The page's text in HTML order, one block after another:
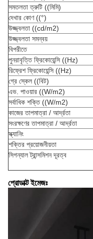
সমতলতা ত্রুটি ((মিমি)
দেখার কোণ ((°)
উজ্জ্বলতা ((cd/m2)
উজ্জ্বলতা সমন্বয়
বিপরীতে
পুনরাবৃত্তি ফ্রিকোয়েন্সি ((Hz)
রিফ্রেশ ফ্রিকোয়েন্সি ((Hz)
গ্রে স্কেল ((বিট)
এভ. পাওয়ার ((W/m2)
সর্বাধিক শক্তি ((W/m2)
কাজের তাপমাত্রা / আর্দ্রতা
সংরক্ষণের তাপমাত্রা / আর্দ্রতা
স্ক্যানিং
শক্তির প্রয়োজনীয়তা
সিগন্যাল ট্রান্সমিশন দূরত্ব
প্রোডাক্ট ইমেজঃ